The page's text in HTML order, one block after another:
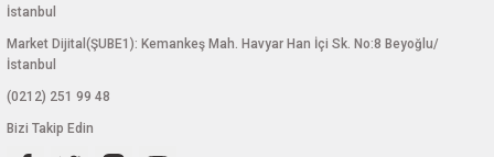
İstanbul
Market Dijital(ŞUBE1): Kemankeş Mah. Havyar Han İçi Sk. No:8 Beyoğlu/
İstanbul
(0212) 251 99 48
Bizi Takip Edin